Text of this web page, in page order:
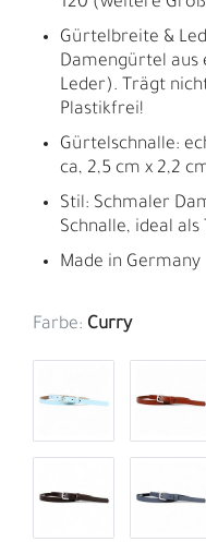
Gürtelbreite &
Damengürtel aus
Leder). Trägt
Plastikfrei!
Gürtelschnalle:
ca, 2,5 cm x 2,2
Stil: Schmaler
Schnalle, ideal
Made in Germany
Farbe: Curry